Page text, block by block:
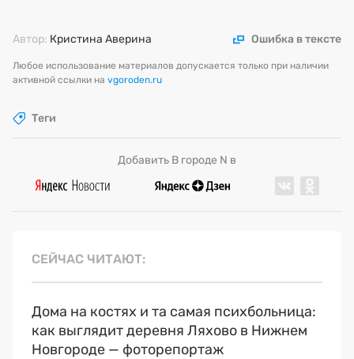
Автор: Кристина Аверина Ошибка в тексте
Любое использование материалов допускается только при наличии
активной ссылки на vgoroden.ru
Теги
Добавить В городе N в
СЕЙЧАС ЧИТАЮТ
Дома на костях и та самая психбольница:
как выглядит деревня Ляхово в Нижнем
Новгороде — фоторепортаж